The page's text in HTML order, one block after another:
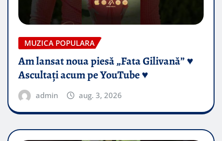
MUZICA POPULARA
Am lansat noua piesă „Fata Gilivană” ♥️
Ascultați acum pe YouTube ♥️
admin aug. 3, 2026